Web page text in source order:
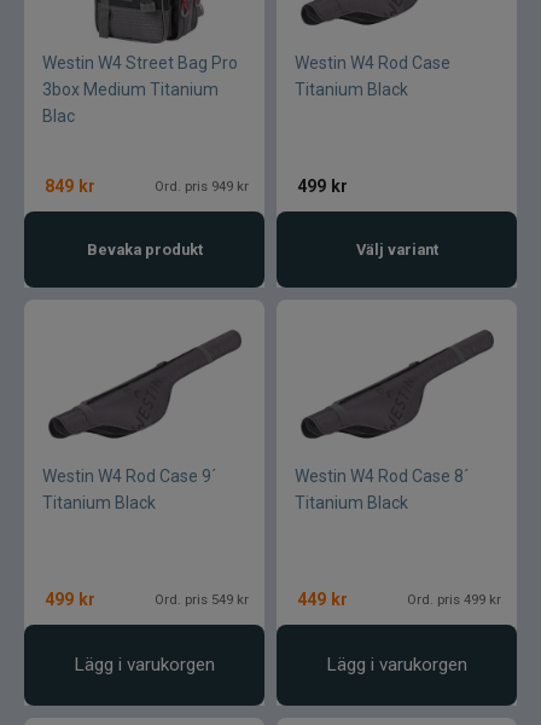
Westin W4 Street Bag Pro
3box Medium Titanium
Blac
849 kr Ord. pris 949 kr
Bevaka produkt
Westin W4 Rod Case
Titanium Black
499 kr
Välj variant
Westin W4 Rod Case 9´
Titanium Black
499 kr Ord. pris 549 kr
Lägg i varukorgen
Westin W4 Rod Case 8´
Titanium Black
449 kr Ord. pris 499 kr
Lägg i varukorgen